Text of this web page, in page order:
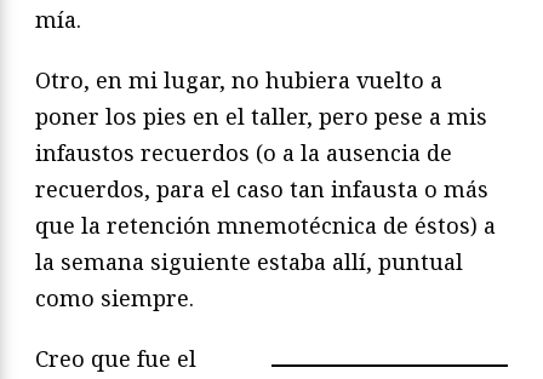
mía.
Otro, en mi lugar, no hubiera vuelto a
poner los pies en el taller, pero pese a mis
infaustos recuerdos (o a la ausencia de
recuerdos, para el caso tan infausta o más
que la retención mnemotécnica de éstos) a
la semana siguiente estaba allí, puntual
como siempre.
Creo que fue el